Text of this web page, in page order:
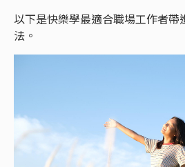
以下是快樂學最適合職場工作者帶
法。